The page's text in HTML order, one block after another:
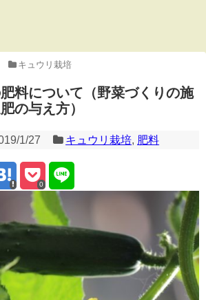
キュウリ栽培
料について（野菜づくりの施
の与え方）
1/27 キュウリ栽培, 肥料
0